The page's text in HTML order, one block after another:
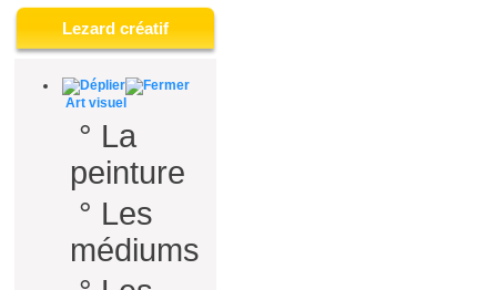
Lezard créatif
Art visuel
° La
peinture
° Les
médiums